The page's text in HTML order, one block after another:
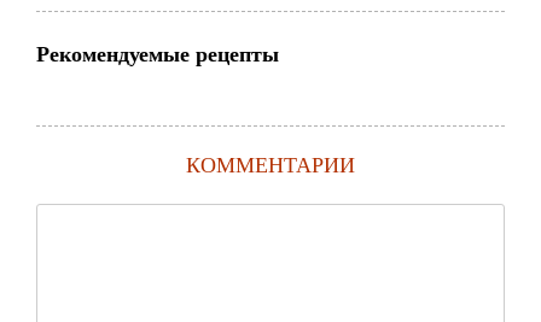
Рекомендуемые рецепты
КОММЕНТАРИИ